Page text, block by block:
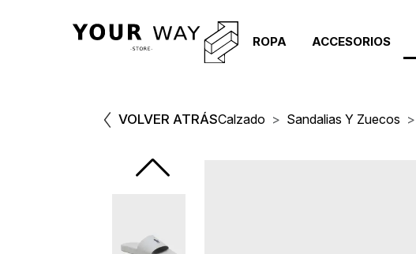
ROPA ACCESORIOS
VOLVER ATRÁSCalzado Sandalias Y Zuecos